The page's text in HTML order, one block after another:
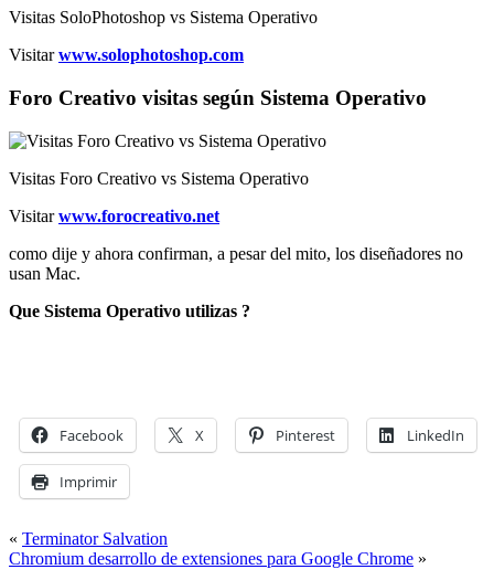
Visitas SoloPhotoshop vs Sistema Operativo
Visitarwww.solophotoshop.com
Foro Creativo visitas según Sistema Operativo
Visitas Foro Creativo vs Sistema Operativo
Visitarwww.forocreativo.net
como dije y ahora confirman, a pesar del mito, los diseñadores no
usan Mac.
Que Sistema Operativo utilizas ?
Facebook X Pinterest LinkedIn
Imprimir
« Terminator Salvation
Chromium desarrollo de extensiones para Google Chrome »